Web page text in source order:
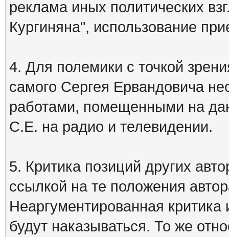
реклама иных политических
Кургиняна", использование
4. Для полемики с точкой
самого Сергея Ервандовича
работами, помещенными на
С.Е. на радио и телевидении.
5. Критика позиций других
ссылкой на те положения
Неаргументированная
будут наказываться. То же